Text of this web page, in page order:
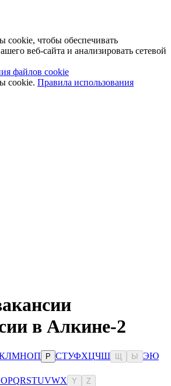
чтобы обеспечивать
веб-сайта и анализировать сетевой
файлов cookie
cookie. Правила использования
в Алкине-2
ЛМНОП Р СТУФХЦЧШ Ы ЭЮ
OPQRSTUVWX Y Z